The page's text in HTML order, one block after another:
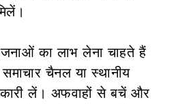
का लाभ लेना चाहते हैं
चैनल या स्थानीय
लें। अफवाहों से बचें और